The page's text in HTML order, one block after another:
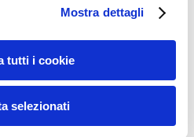
Mostra dettagli
tutti i cookie
selezionati
(36)